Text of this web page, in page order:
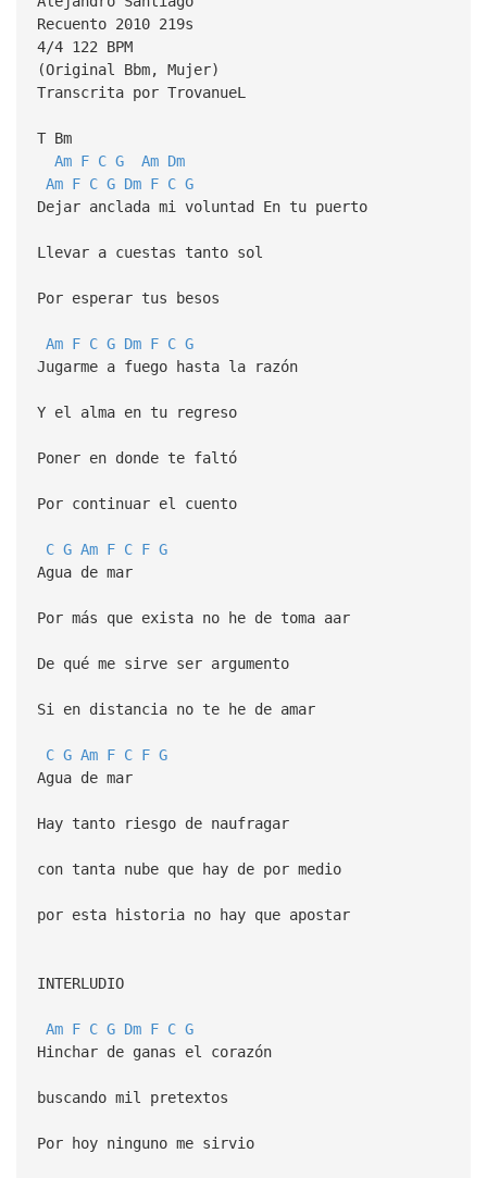
Recuento 2010 219s
4/4 122 BPM
(Original Bbm, Mujer)
Transcrita por TrovanueL
T Bm
Am F C G Am Dm
Am F C G Dm F C G
Dejar anclada mi voluntad En tu puerto
Llevar a cuestas tanto sol
Por esperar tus besos
Am F C G Dm F C G
Jugarme a fuego hasta la razón
Y el alma en tu regreso
Poner en donde te faltó
Por continuar el cuento
C G Am F C F G
Agua de mar
Por más que exista no he de toma aar
De qué me sirve ser argumento
Si en distancia no te he de amar
C G Am F C F G
Agua de mar
Hay tanto riesgo de naufragar
con tanta nube que hay de por medio
por esta historia no hay que apostar
INTERLUDIO
Am F C G Dm F C G
Hinchar de ganas el corazón
buscando mil pretextos
Por hoy ninguno me sirvio